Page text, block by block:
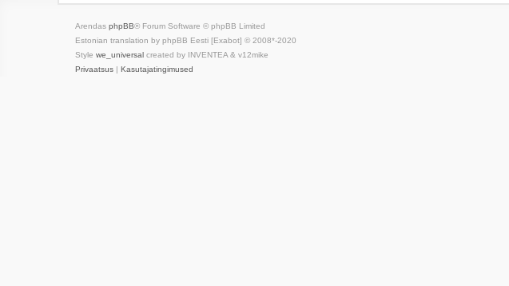
Arendas phpBB® Forum Software © phpBB Limited
Estonian translation by phpBB Eesti [Exabot] © 2008*-2020
Style we_universal created by INVENTEA & v12mike
Privaatsus | Kasutajatingimused